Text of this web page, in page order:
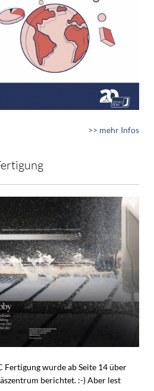
>> mehr Infos
Fertigung wurde ab Seite 14 über
berichtet. :-) Aber lest